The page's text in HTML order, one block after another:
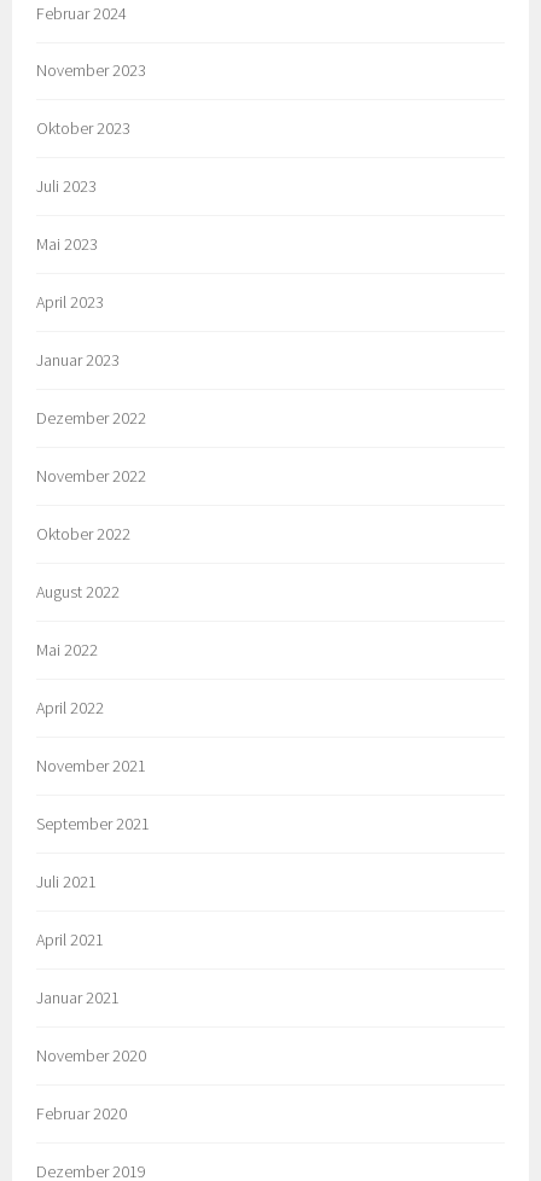
Februar 2024
November 2023
Oktober 2023
Juli 2023
Mai 2023
April 2023
Januar 2023
Dezember 2022
November 2022
Oktober 2022
August 2022
Mai 2022
April 2022
November 2021
September 2021
Juli 2021
April 2021
Januar 2021
November 2020
Februar 2020
Dezember 2019